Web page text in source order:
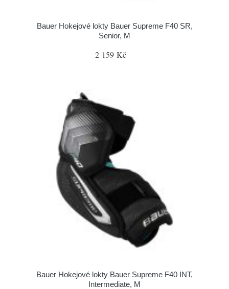
Bauer Hokejové lokty Bauer Supreme F40 SR,
Senior, M
2 159 Kč
Bauer Hokejové lokty Bauer Supreme F40 INT,
Intermediate, M